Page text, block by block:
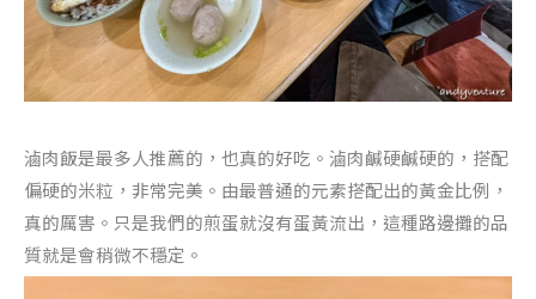
滷肉飯是最多人推薦的，也真的好吃。滷肉鹹硬鹹硬的，搭配
偏硬的米粒，非常完美。由最普通的元素搭配出的黃金比例，
真的厲害。只是我們的煎蛋就沒有蛋黃流出，這種路邊攤的品
質就是會稍微不穩定。